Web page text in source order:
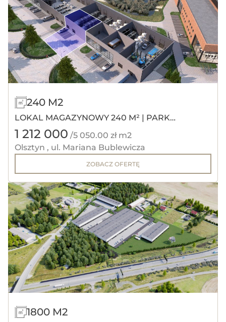
240 M2
LOKAL MAGAZYNOWY 240 M² | PARK
PRZEMYSŁOWY OLIN
1 212 000 /5 050.00 zł m2
Olsztyn , ul. Mariana Bublewicza
ZOBACZ OFERTĘ
1800 M2